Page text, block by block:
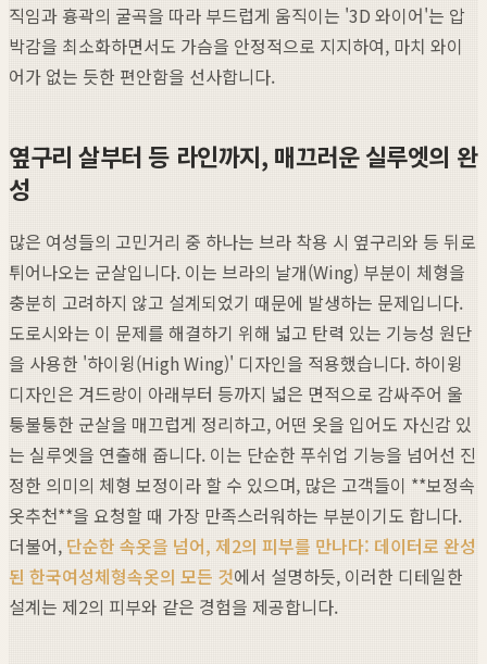
직임과 흉곽의 굴곡을 따라 부드럽게 움직이는 '3D 와이어'는 압
박감을 최소화하면서도 가슴을 안정적으로 지지하여, 마치 와이
어가 없는 듯한 편안함을 선사합니다.
옆구리 살부터 등 라인까지, 매끄러운 실루엣의 완
성
많은 여성들의 고민거리 중 하나는 브라 착용 시 옆구리와 등 뒤로
튀어나오는 군살입니다. 이는 브라의 날개(Wing) 부분이 체형을
충분히 고려하지 않고 설계되었기 때문에 발생하는 문제입니다.
도로시와는 이 문제를 해결하기 위해 넓고 탄력 있는 기능성 원단
을 사용한 '하이윙(High Wing)' 디자인을 적용했습니다. 하이윙
디자인은 겨드랑이 아래부터 등까지 넓은 면적으로 감싸주어 울
퉁불퉁한 군살을 매끄럽게 정리하고, 어떤 옷을 입어도 자신감 있
는 실루엣을 연출해 줍니다. 이는 단순한 푸쉬업 기능을 넘어선 진
정한 의미의 체형 보정이라 할 수 있으며, 많은 고객들이 **보정속
옷추천**을 요청할 때 가장 만족스러워하는 부분이기도 합니다.
더불어, 단순한 속옷을 넘어, 제2의 피부를 만나다: 데이터로 완성
된 한국여성체형속옷의 모든 것에서 설명하듯, 이러한 디테일한
설계는 제2의 피부와 같은 경험을 제공합니다.